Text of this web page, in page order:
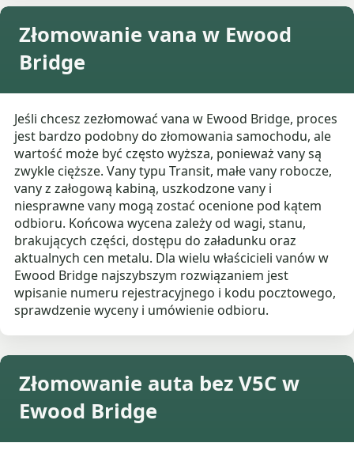
Złomowanie vana w Ewood
Bridge
Jeśli chcesz zezłomować vana w Ewood Bridge, proces
jest bardzo podobny do złomowania samochodu, ale
wartość może być często wyższa, ponieważ vany są
zwykle cięższe. Vany typu Transit, małe vany robocze,
vany z załogową kabiną, uszkodzone vany i
niesprawne vany mogą zostać ocenione pod kątem
odbioru. Końcowa wycena zależy od wagi, stanu,
brakujących części, dostępu do załadunku oraz
aktualnych cen metalu. Dla wielu właścicieli vanów w
Ewood Bridge najszybszym rozwiązaniem jest
wpisanie numeru rejestracyjnego i kodu pocztowego,
sprawdzenie wyceny i umówienie odbioru.
Złomowanie auta bez V5C w
Ewood Bridge